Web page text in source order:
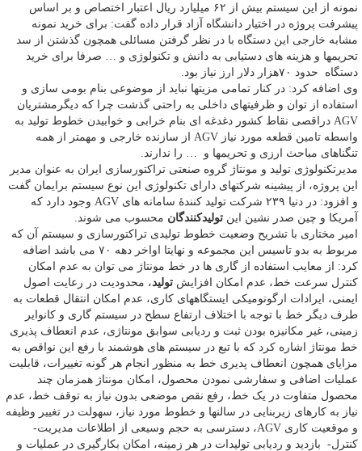
نمونه از این سیستم بیش از ۶۲ میلیارد ریال اعتبار اختصاص و بر اساس
پیشرفت پروژه در اختیار دانشگاه آزاد قرار داده گفت: برای خرید نمونه
مشابه خارجی این دستگاه با در نظر گرفتن مسائلی همچون گذشتن از سد
تحریمها و هزینه های دستیابی به دانش و تکنولوژی و … صرفا برای خرید
دستگاه حدود ۷۰هزار دلار ارز نیاز بود.
وی اضافه کرد: در کنار تمامی مزیتها نباید از موضوعی بنام بومی سازی و
استفاده از توان و ظرفیتهای داخلی به راحتی گذشت چرا که دیگرمشتریان
AGV دراقصی نقاط کشور دغدغه ای بنام خرابی و خوابیدن خطوط تولید به
واسطه تامین قطعه مورد نیاز AGV از سازنده خارجی و مهمتر از همه
تنگناهای مباحث ارزی و تحریمها و … را ندارند.
مدیرتکنولوژی تولید و مونتاژ گروه صنعتی تراکتورسازی ایران به عنوان مدیر
این پروژه، از پیشینه شرکتهای دارای تکنولوژی این نوع سیستم برایمان گفت
و افزود: در دنیا ۲۳۹ شرکت تولید کنند‌‌‌هٔ سامانه های AGV وجود دارد که
آمریکا و چین صدر نشین این تولیدکنندگان محسوب می شوند.
امیر مختاری با تشریح وضعیت خطوط تولیدی تراکتورسازی و سیستم آن که
مربوط به بدو تاسیس این مجموعه و نهایتا اواخر دهه ۷۰ می باشد اضافه
کرد: از معایب استفاده از گاری ها در خط مونتاژ می توان به عدم امکان
کنترل سرعت خط، عدم امکان افزایش تولید، محدودیت در رعایت اصول
ایمنی، ایرادات ارگونومیکی ایستگاههای کاری، عدم امکان انتقال قطعات به
طرف دیگر خط با توجه با اختلاف ارتفاع سطح در سیستم گاری و کانوایر
زمینی، غیر مکانیزه بودن ثبت و ردیابی سوابق مونتاژی، عدم انعطاف پذیری
خط مونتاژ اشاره کرد که با تبع در سیستم های هوشمند با رفع این نواقص به
مزایای همچون انعطاف پدیری خط به منظور انجام هر گونه تغییرات، قابلیت
عملیات اضافی و سفارشی نمودن محصول، امکان مونتاژ همزمان چند
محصول متفاوت در یک خط، رفع نقص موضعی بدون نیاز به توقف خط، عدم
نیاز به کارهای زیربنایی در سالنها و خطوط مورد نیاز، سهولت در تغییر وظیفه
و موقعیت کاری AGV، دسترسی به حجم وسیعی از اطلاعات مدیریت-
کنترل- بازدید و ردیابی تولیدات در هر زمینه، امکان بکارگیری در عملیات و